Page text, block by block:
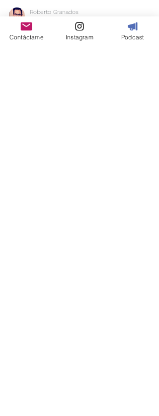
Roberto Granados
16 jul 2019
4 min de lectura
Contáctame Instagram Podcast